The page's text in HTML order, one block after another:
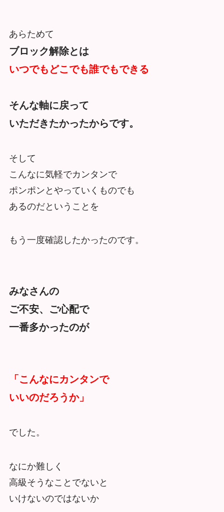
あらためて
ブロック解除とは
いつでもどこでも誰でもできる
そんな軸に戻って
いただきたかったからです。
そして
こんなに気軽でカンタンで
ポンポンとやっていくものでも
あるのだということを
もう一度確認したかったのです。
みなさんの
ご不安、ご心配で
一番多かったのが
「こんなにカンタンで
いいのだろうか」
でした。
なにか難しく
高級そうなことでないと
いけないのではないか